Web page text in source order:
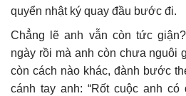
quyển nhật ký quay đầu bước đi.
Chẳng lẽ anh vẫn còn tức
ngày rồi mà anh còn chưa nguôi
còn cách nào khác, đành bước
cánh tay anh: “Rốt cuộc anh có